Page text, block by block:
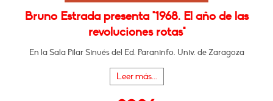
Bruno Estrada presenta "1968. El año de las
revoluciones rotas"
En la Sala Pilar Sinués del Ed. Paraninfo. Univ. de Zaragoza
Leer más...